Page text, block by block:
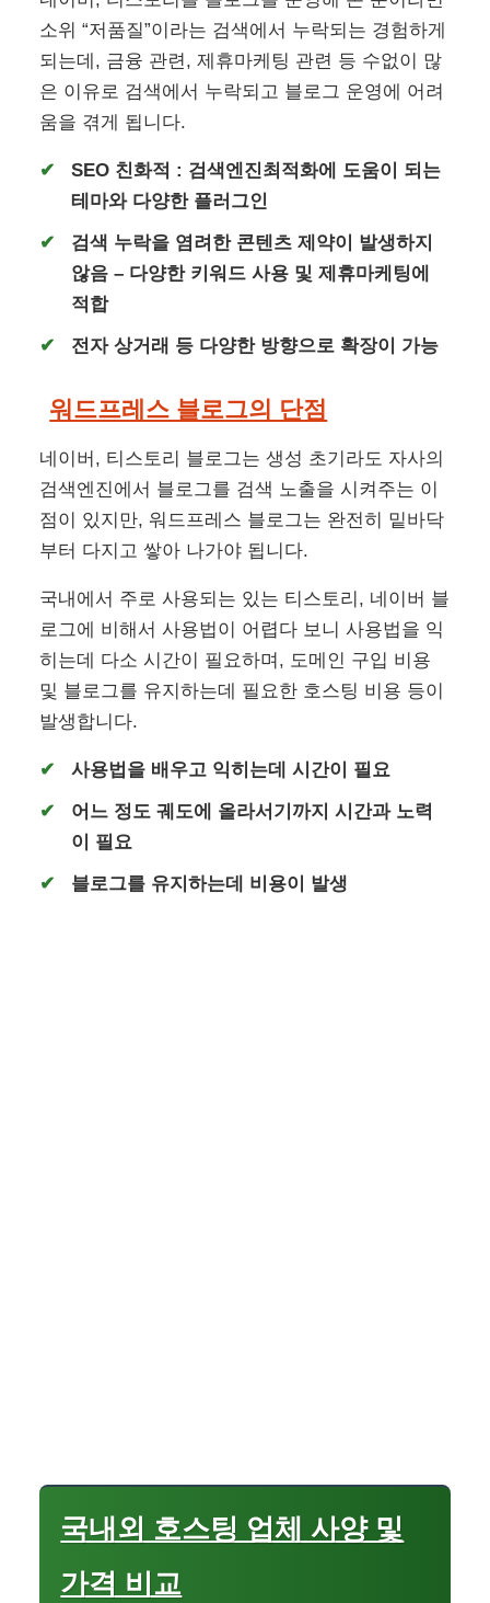
소위 “저품질”이라는 검색에서 누락되는 경험하게
되는데, 금융 관련, 제휴마케팅 관련 등 수없이 많
은 이유로 검색에서 누락되고 블로그 운영에 어려
움을 겪게 됩니다.
SEO 친화적 : 검색엔진최적화에 도움이 되는
테마와 다양한 플러그인
검색 누락을 염려한 콘텐츠 제약이 발생하지
않음 – 다양한 키워드 사용 및 제휴마케팅에
적합
전자 상거래 등 다양한 방향으로 확장이 가능
워드프레스 블로그의 단점
네이버, 티스토리 블로그는 생성 초기라도 자사의
검색엔진에서 블로그를 검색 노출을 시켜주는 이
점이 있지만, 워드프레스 블로그는 완전히 밑바닥
부터 다지고 쌓아 나가야 됩니다.
국내에서 주로 사용되는 있는 티스토리, 네이버 블
로그에 비해서 사용법이 어렵다 보니 사용법을 익
히는데 다소 시간이 필요하며, 도메인 구입 비용
및 블로그를 유지하는데 필요한 호스팅 비용 등이
발생합니다.
사용법을 배우고 익히는데 시간이 필요
어느 정도 궤도에 올라서기까지 시간과 노력
이 필요
블로그를 유지하는데 비용이 발생
국내외 호스팅 업체 사양 및
가격 비교